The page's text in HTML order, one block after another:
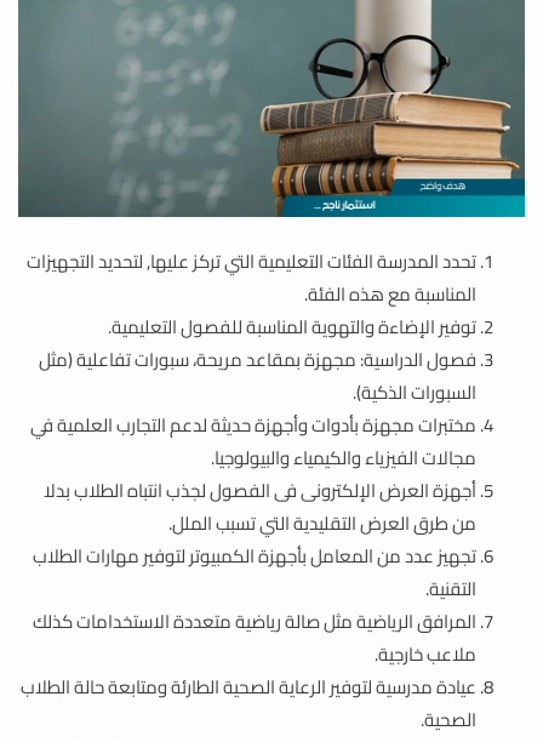
تحدد المدرسة الفئات التعليمية التي تركز عليها, لتحديد التجهيزات
المناسبة مع هذه الفئة.
توفير الإضاءة والتهوية المناسبة للفصول التعليمية.
فصول الدراسية: مجهزة بمقاعد مريحة، سبورات تفاعلية (مثل
السبورات الذكية).
مختبرات مجهزة بأدوات وأجهزة حديثة لدعم التجارب العلمية في
مجالات الفيزياء والكيمياء والبيولوجيا.
أجهزة العرض الإلكترونى فى الفصول لجذب انتباه الطلاب بدلا
من طرق العرض التقليدية التي تسبب الملل.
تجهيز عدد من المعامل بأجهزة الكمبيوتر لتوفير مهارات الطلاب
التقنية.
المرافق الرياضية مثل صالة رياضية متعددة الاستخدامات كذلك
ملاعب خارجية.
عيادة مدرسية لتوفير الرعاية الصحية الطارئة ومتابعة حالة الطلاب
الصحية.